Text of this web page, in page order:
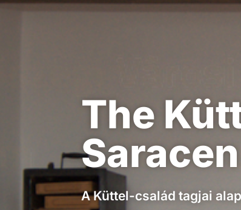
The
A Küttel-család tagjai